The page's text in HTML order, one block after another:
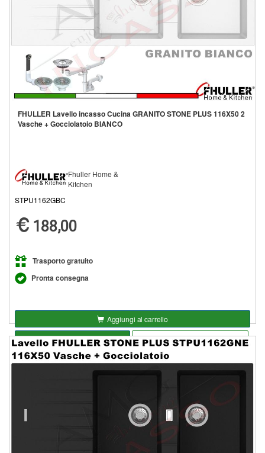
FHULLER Lavello incasso Cucina GRANITO STONE PLUS 116X50 2
Vasche + Gocciolatoio BIANCO
Fhuller Home &
Kitchen
STPU1162GBC
188,00
Trasporto gratuito
Pronta consegna
Aggiungi al carrello
Seleziona opzioni
Aggiungi alla lista